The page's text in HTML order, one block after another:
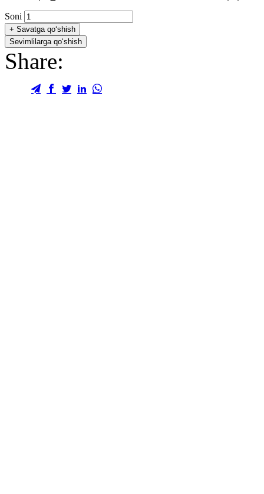
Soni
+ Savatga qo‘shish
Sevimlilarga qo‘shish
Share: